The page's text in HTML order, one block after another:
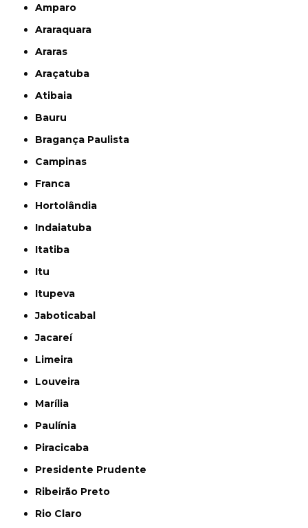
Amparo
Araraquara
Araras
Araçatuba
Atibaia
Bauru
Bragança Paulista
Campinas
Franca
Hortolândia
Indaiatuba
Itatiba
Itu
Itupeva
Jaboticabal
Jacareí
Limeira
Louveira
Marília
Paulínia
Piracicaba
Presidente Prudente
Ribeirão Preto
Rio Claro